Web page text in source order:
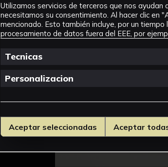
Utilizamos servicios de terceros que nos
necesitamos su consentimiento. Al hacer clic
mencionado. Esto también incluye, por un
procesamiento de datos fuera del EEE, por
Tecnicas
Personalizacion
Aceptar seleccionadas Aceptar